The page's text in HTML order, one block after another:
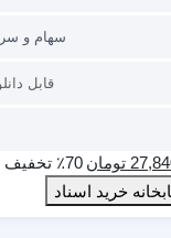
سهام و
قابل
تومان ٪70 تخفیف
خرید اسناد